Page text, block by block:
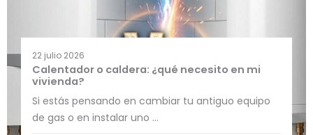
22 julio 2026
Calentador o caldera: ¿qué necesito en mi
vivienda?
Si estás pensando en cambiar tu antiguo equipo
de gas o en instalar uno ...